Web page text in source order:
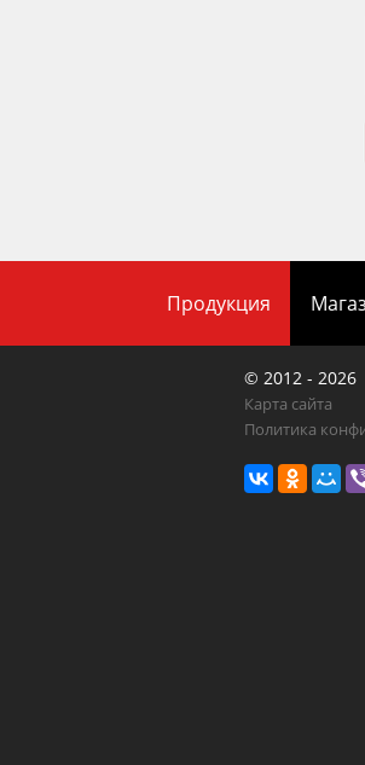
Продукция
© 2012 - 2026
Карта сайта
Политика